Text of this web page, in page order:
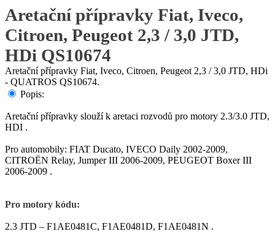
Aretační přípravky Fiat, Iveco,
Citroen, Peugeot 2,3 / 3,0 JTD,
HDi QS10674
Aretační přípravky Fiat, Iveco, Citroen, Peugeot 2,3 / 3,0 JTD, HDi
- QUATROS QS10674.
Popis:
Aretační přípravky slouží k aretaci rozvodů pro motory 2.3/3.0 JTD,
HDI .
Pro automobily: FIAT Ducato, IVECO Daily 2002-2009,
CITROËN Relay, Jumper III 2006-2009, PEUGEOT Boxer III
2006-2009 .
Pro motory kódu:
2.3 JTD – F1AE0481C, F1AE0481D, F1AE0481N .